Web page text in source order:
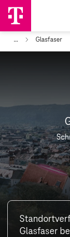
... Glasfaser
Glasfaser